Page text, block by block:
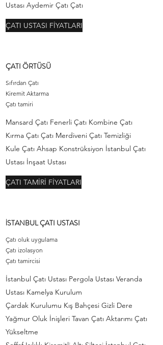
Ustası Aydemir Çatı Çatı
ÇATI USTASI FİYATLARI
ÇATI ÖRTÜSÜ
Sıfırdan Çatı
Kiremit Aktarma
Çatı tamiri
Mansard Çatı Fenerli Çatı Kombine Çatı
Kırma Çatı Çatı Merdiveni Çatı Temizliği
Kule Çatı Ahsap Konstrüksiyon İstanbul Çatı
Ustası İnşaat Ustası
ÇATI TAMİRİ FİYATLARI
İSTANBUL ÇATI USTASI
Çatı oluk uygulama
Çatı izolasyon
Çatı tamircisi
İstanbul Çatı Ustası Pergola Ustası Veranda
Ustası Kamelya Kurulum
Çardak Kurulumu Kış Bahçesi Gizli Dere
Yağmur Oluk İnişleri Tavan Çatı Aktarımı Çatı
Yükseltme